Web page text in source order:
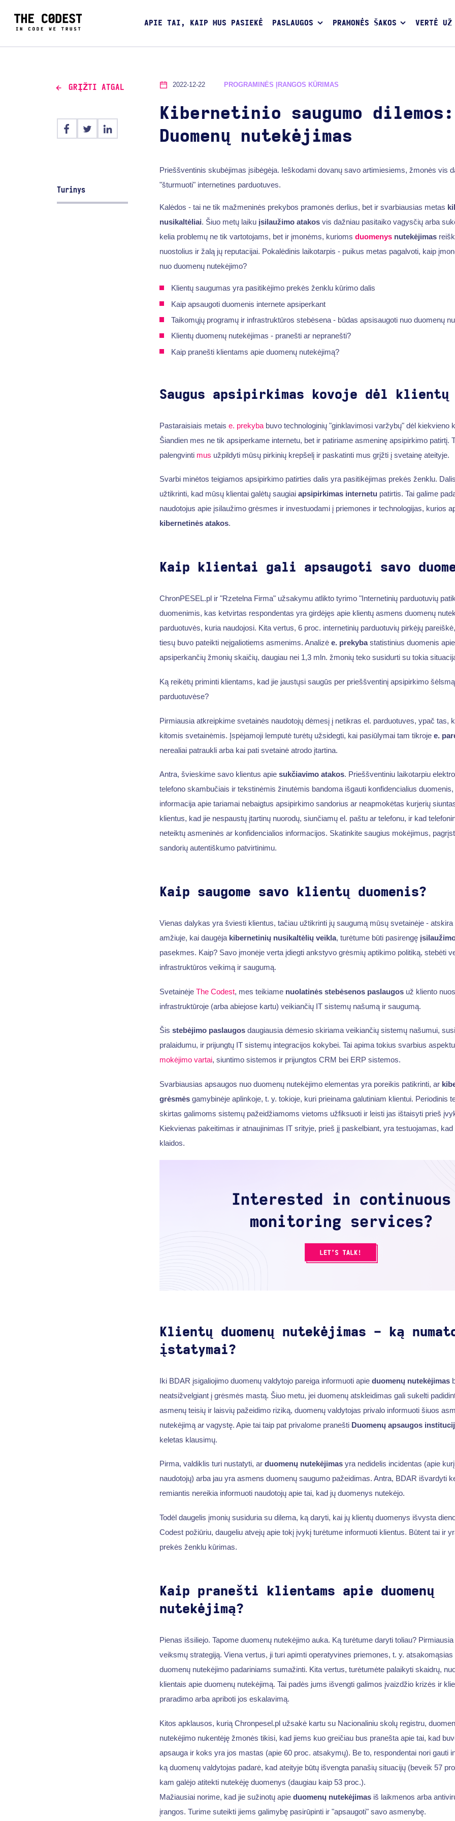
APIE TAI, KAIP MUS PASIEKĖ PASLAUGOS PRAMONĖS ŠAKOS VERTĖ UŽ
GRĮŽTI ATGAL
Turinys
2022-12-22 PROGRAMINĖS ĮRANGOS KŪRIMAS
Kibernetinio saugumo dilemos:
Duomenų nutekėjimas
Prieššventinis skubėjimas įsibėgėja. Ieškodami dovanų savo artimiesiems, žmonės vis
"šturmuoti" internetines parduotuves.
Kalėdos - tai ne tik mažmeninės prekybos pramonės derlius, bet ir svarbiausias metas
nusikaltėliai. Šiuo metų laikuįsilaužimo atakosvis dažniau pasitaiko vagysčių arba
kelia problemų ne tik vartotojams, bet ir įmonėms, kurioms duomenysnutekėjimas
nuostolius ir žalą jų reputacijai. Pokalėdinis laikotarpis - puikus metas pagalvoti, kaip
nuo duomenų nutekėjimo?
Klientų saugumas yra pasitikėjimo prekės ženklu kūrimo dalis
Kaip apsaugoti duomenis internete apsiperkant
Taikomųjų programų ir infrastruktūros stebėsena - būdas apsisaugoti nuo duomenų
Klientų duomenų nutekėjimas - pranešti ar nepranešti?
Kaip pranešti klientams apie duomenų nutekėjimą?
Saugus apsipirkimas kovoje dėl klientų
Pastaraisiais metais e. prekybabuvo technologinių "ginklavimosi varžybų" dėl kiekvieno
Šiandien mes ne tik apsiperkame internetu, bet ir patiriame asmeninę apsipirkimo patirtį.
palengvinti mus užpildyti mūsų pirkinių krepšelį ir paskatinti mus grįžti į svetainę ateityje.
Svarbi minėtos teigiamos apsipirkimo patirties dalis yra pasitikėjimas prekės ženklu.
užtikrinti, kad mūsų klientai galėtų saugiai apsipirkimas internetu patirtis. Tai galime
naudotojus apie įsilaužimo grėsmes ir investuodami į priemones ir technologijas, kurios
kibernetinės atakos.
Kaip klientai gali apsaugoti savo
ChronPESEL.pl ir "Rzetelna Firma" užsakymu atlikto tyrimo "Internetinių parduotuvių
duomenimis, kas ketvirtas respondentas yra girdėjęs apie klientų asmens duomenų
parduotuvės, kuria naudojosi. Kita vertus, 6 proc. internetinių parduotuvių pirkėjų
tiesų buvo pateikti neįgaliotiems asmenims. Analizė e. prekybastatistinius duomenis
apsiperkančių žmonių skaičių, daugiau nei 1,3 mln. žmonių teko susidurti su tokia
Ką reikėtų priminti klientams, kad jie jaustųsi saugūs per prieššventinį apsipirkimo
parduotuvėse?
Pirmiausia atkreipkime svetainės naudotojų dėmesį į netikras el. parduotuves, ypač tas,
kitomis svetainėmis. Įspėjamoji lemputė turėtų užsidegti, kai pasiūlymai tam tikrojee.
nerealiai patraukli arba kai pati svetainė atrodo įtartina.
Antra, švieskime savo klientus apie sukčiavimo atakos. Prieššventiniu laikotarpiu
telefono skambučiais ir tekstinėmis žinutėmis bandoma išgauti konfidencialius
informacija apie tariamai nebaigtus apsipirkimo sandorius ar neapmokėtas kurjerių
klientus, kad jie nespaustų įtartinų nuorodų, siunčiamų el. paštu ar telefonu, ir kad
neteiktų asmeninės ar konfidencialios informacijos. Skatinkite saugius mokėjimus,
sandorių autentiškumo patvirtinimu.
Kaip saugome savo klientų duomenis?
Vienas dalykas yra šviesti klientus, tačiau užtikrinti jų saugumą mūsų svetainėje -
amžiuje, kai daugėja kibernetinių nusikaltėlių veikla, turėtume būti pasirengę
pasekmes. Kaip? Savo įmonėje verta įdiegti ankstyvo grėsmių aptikimo politiką, stebėti
infrastruktūros veikimą ir saugumą.
Svetainėje The Codest, mes teikiame nuolatinės stebėsenos paslaugosuž kliento
infrastruktūroje (arba abiejose kartu) veikiančių IT sistemų našumą ir saugumą.
Šis stebėjimo paslaugosdaugiausia dėmesio skiriama veikiančių sistemų našumui,
pralaidumu, ir prijungtų IT sistemų integracijos kokybei. Tai apima tokius svarbius
mokėjimo vartai, siuntimo sistemos ir prijungtos CRM bei ERP sistemos.
Svarbiausias apsaugos nuo duomenų nutekėjimo elementas yra poreikis patikrinti, ar
grėsmėsgamybinėje aplinkoje, t. y. tokioje, kuri prieinama galutiniam klientui. Periodinis
skirtas galimoms sistemų pažeidžiamoms vietoms užfiksuoti ir leisti jas ištaisyti prieš
Kiekvienas pakeitimas ir atnaujinimas IT srityje, prieš jį paskelbiant, yra testuojamas,
klaidos.
Klientų duomenų nutekėjimas - ką
įstatymai?
Iki BDAR įsigaliojimo duomenų valdytojo pareiga informuoti apie duomenų nutekėjimas
neatsižvelgiant į grėsmės mastą. Šiuo metu, jei duomenų atskleidimas gali sukelti
asmenų teisių ir laisvių pažeidimo riziką, duomenų valdytojas privalo informuoti šiuos
nutekėjimą ar vagystę. Apie tai taip pat privalome pranešti Duomenų apsaugos
keletas klausimų.
Pirma, valdiklis turi nustatyti, ar duomenų nutekėjimasyra nedidelis incidentas (apie
naudotojų) arba jau yra asmens duomenų saugumo pažeidimas. Antra, BDAR išvardyti
remiantis nereikia informuoti naudotojų apie tai, kad jų duomenys nutekėjo.
Todėl daugelis įmonių susiduria su dilema, ką daryti, kai jų klientų duomenys išvysta
Codest požiūriu, daugeliu atvejų apie tokį įvykį turėtume informuoti klientus. Būtent tai ir
prekės ženklu kūrimas.
Kaip pranešti klientams apie duomenų
nutekėjimą?
Pienas išsiliejo. Tapome duomenų nutekėjimo auka. Ką turėtume daryti toliau?
veiksmų strategiją. Viena vertus, ji turi apimti operatyvines priemones, t. y.
duomenų nutekėjimo padariniams sumažinti. Kita vertus, turėtumėte palaikyti skaidrų,
klientais apie duomenų nutekėjimą. Tai padės jums išvengti galimos įvaizdžio krizės ir
praradimo arba apriboti jos eskalavimą.
Kitos apklausos, kurią Chronpesel.pl užsakė kartu su Nacionaliniu skolų registru,
nutekėjimo nukentėję žmonės tikisi, kad jiems kuo greičiau bus pranešta apie tai, kad
apsauga ir koks yra jos mastas (apie 60 proc. atsakymų). Be to, respondentai nori gauti
ką duomenų valdytojas padarė, kad ateityje būtų išvengta panašių situacijų (beveik 57
kam galėjo atitekti nutekėję duomenys (daugiau kaip 53 proc.).
Mažiausiai norime, kad jie sužinotų apie duomenų nutekėjimasiš laikmenos arba
įrangos. Turime suteikti jiems galimybę pasirūpinti ir "apsaugoti" savo asmenybę.